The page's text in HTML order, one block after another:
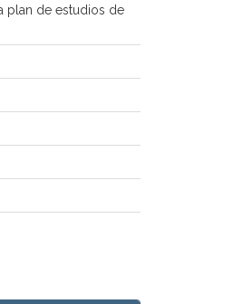
plan de estudios de